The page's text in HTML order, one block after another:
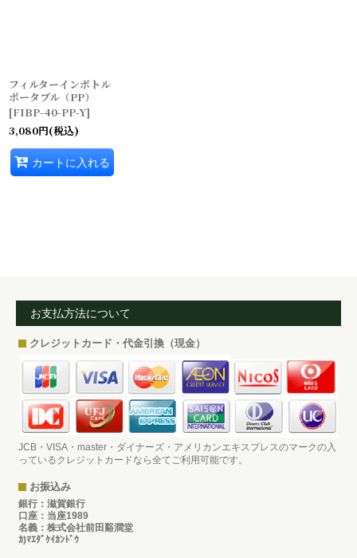
フィルターインボトル
ポータブル（PP）
[FIBP-40-PP-Y]
3,080円(税込)
カートに入れる
お支払方法について
クレジットカード・代金引換（現金）
JCB・VISA・master・ダイナーズ・アメリカンエキスプレスのマークの入
っているクレジットカードなら全てご利用可能です。
お振込み
銀行：滋賀銀行
口座：当座1989
名義：株式会社前田谿澗堂
ｶ)ﾏｴﾀﾞｹｲｶﾝﾄﾞｳ